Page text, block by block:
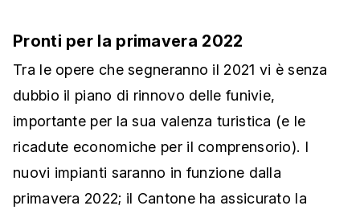
Pronti per la primavera 2022
Tra le opere che segneranno il 2021 vi è senza
dubbio il piano di rinnovo delle funivie,
importante per la sua valenza turistica (e le
ricadute economiche per il comprensorio). I
nuovi impianti saranno in funzione dalla
primavera 2022; il Cantone ha assicurato la